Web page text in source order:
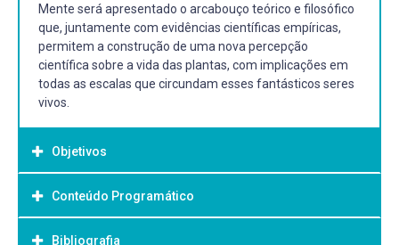
Mente será apresentado o arcabouço teórico e filosófico
que, juntamente com evidências científicas empíricas,
permitem a construção de uma nova percepção
científica sobre a vida das plantas, com implicações em
todas as escalas que circundam esses fantásticos seres
vivos.
Objetivos
Objetivo Geral:
Pretende-se com essa disciplina não apenas promover
Conteúdo Programático
Bibliografia